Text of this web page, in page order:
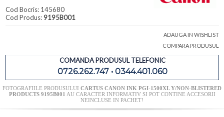
Cod Bocris: 145680
Cod Produs: 9195B001
ADAUGA IN WISHLIST
COMPARA PRODUSUL
COMANDA PRODUSUL TELEFONIC
0726.262.747 • 0344.401.060
FOTOGRAFIILE PRODUSULUI CARTUS CANON INK PGI-1500XL Y/NON-BLISTERED
PRODUCTS 9195B001 AU CARACTER INFORMATIV SI POT CONTINE ACCESORII
NEINCLUSE IN PACHET!